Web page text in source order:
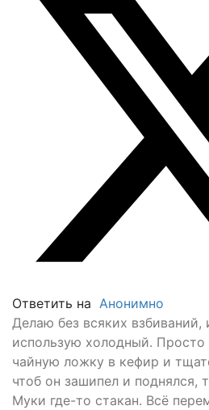
Ответить на Анонимно
Делаю без всяких взбиваний,
использую холодный.
чайную ложку в кефир и
чтоб он зашипел и поднялся,
Муки где-то стакан. Всё